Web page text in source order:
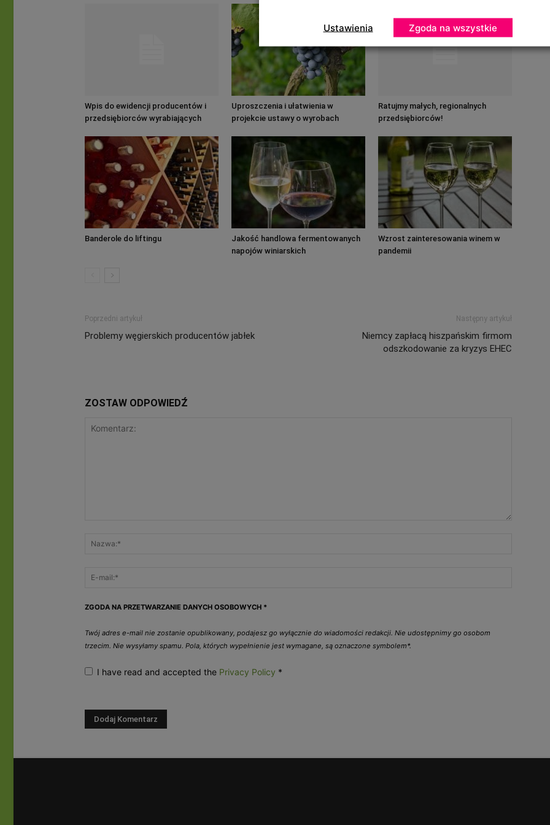
Wpis do ewidencji producentów i
przedsiębiorców wyrabiających
Uproszczenia i ułatwienia w
projekcie ustawy o wyrobach
Ratujmy małych, regionalnych
przedsiębiorców!
Banderole do liftingu
Jakość handlowa fermentowanych
napojów winiarskich
Wzrost zainteresowania winem w
pandemii
Poprzedni artykuł
Problemy węgierskich producentów jabłek
Następny artykuł
Niemcy zapłacą hiszpańskim firmom
odszkodowanie za kryzys EHEC
ZOSTAW ODPOWIEDŹ
ZGODA NA PRZETWARZANIE DANYCH OSOBOWYCH *
Twój adres e-mail nie zostanie opublikowany, podajesz go wyłącznie do wiadomości redakcji. Nie udostępnimy go osobom
trzecim. Nie wysyłamy spamu. Pola, których wypełnienie jest wymagane, są oznaczone symbolem*.
I have read and accepted the Privacy Policy *
Ustawienia Zgoda na wszystkie